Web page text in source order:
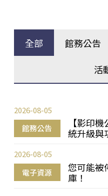
全部 館務公告
活
館務公告
【影印
統升級與
2026-08-05
電子資源
您可能被
庫！
2026-08-05